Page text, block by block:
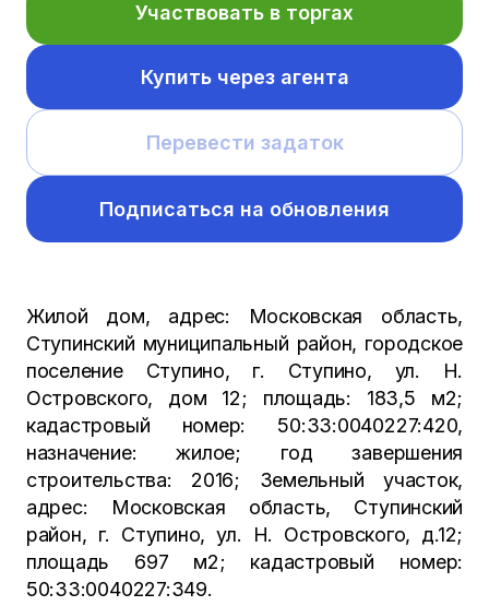
Участвовать в торгах
Купить через агента
Перевести задаток
Подписаться на обновления
Жилой дом, адрес: Московская область,
Ступинский муниципальный район, городское
поселение Ступино, г. Ступино, ул. Н.
Островского, дом 12; площадь: 183,5 м2;
кадастровый номер: 50:33:0040227:420,
назначение: жилое; год завершения
строительства: 2016; Земельный участок,
адрес: Московская область, Ступинский
район, г. Ступино, ул. Н. Островского, д.12;
площадь 697 м2; кадастровый номер:
50:33:0040227:349.